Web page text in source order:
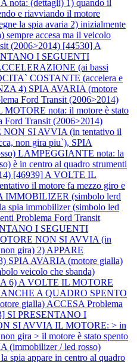
nota: (dettagli) 1) quando il
e riavviando il motore
la spia avaria 2) inizialmente
sempre accesa ma il veicolo
(2006>2014) [44530] A
I SEGUENTI
(ai bassi
COSTANTE (accelera e
4) SPIA AVARIA (motore
Ford Transit (2006>2014)
nota: il motore è stato
Ford Transit (2006>2014)
SI AVVIA (in tentativo il
non gira piu`), SPIA
LAMPEGGIANTE nota: la
è in centro al quadro strumenti
[46939] A VOLTE IL
il motore fa mezzo giro e
IMMOBILIZER (simbolo lerd
spia immobilizer (simbolo led
Problema Ford Transit
I SEGUENTI
NON SI AVVIA (in
gira) 2) APPARE
AVARIA (motore gialla)
veicolo che sbanda)
6) A VOLTE IL MOTORE
A QUADRO SPENTO
gialla) ACCESA Problema
SI PRESENTANO I
SI AVVIA IL MOTORE: > in
gira > il motore è stato spento
(immobilizer / led rosso)
spia appare in centro al quadro